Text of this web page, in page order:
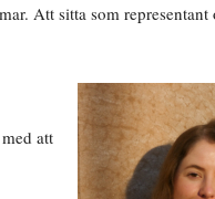
Att sitta som
att